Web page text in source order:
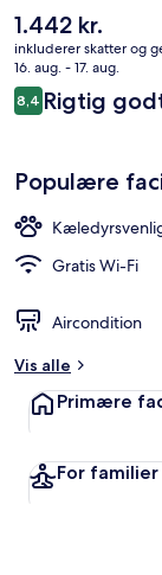
seværdigheder en
Subwaystation (W.
Bryant Pk.
Den
nuværende
pris
er
1.442 kr.
1.442 kr.
inkluderer skatter og
16. aug. - 17. aug.
Anmeldelser
8,48,4 ud af 10.
Rigtig
Populære
Gratis Wi-Fi
Aircondition
Vis alle
Primære
For familier